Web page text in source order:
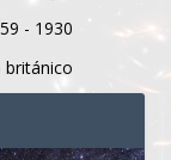
- 1930
británico